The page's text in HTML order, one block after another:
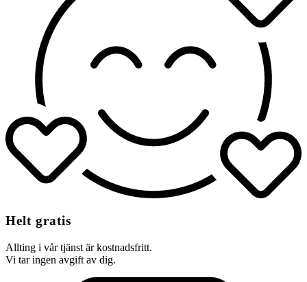
Helt gratis
Allting i vår tjänst är kostnadsfritt.
Vi tar ingen avgift av dig.